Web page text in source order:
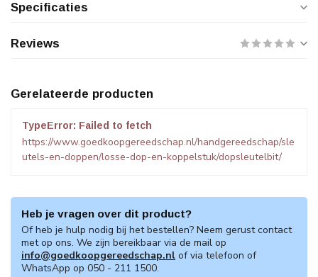
Specificaties
Reviews
Gerelateerde producten
TypeError: Failed to fetch
https://www.goedkoopgereedschap.nl/handgereedschap/sle
utels-en-doppen/losse-dop-en-koppelstuk/dopsleutelbit/
Heb je vragen over dit product?
Of heb je hulp nodig bij het bestellen? Neem gerust contact
met op ons. We zijn bereikbaar via de mail op
info@goedkoopgereedschap.nl of via telefoon of
WhatsApp op 050 - 211 1500.